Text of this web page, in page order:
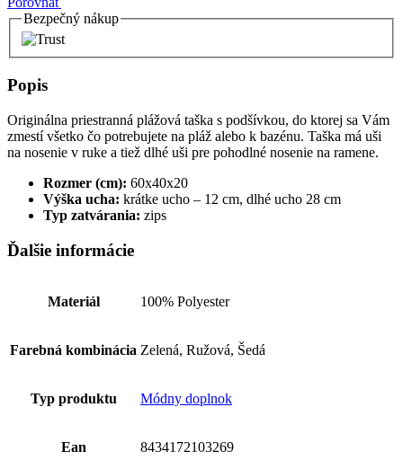
Bezpečný nákup
Popis
Originálna priestranná plážová taška s podšívkou, do ktorej sa Vám
zmestí všetko čo potrebujete na pláž alebo k bazénu. Taška má uši
na nosenie v ruke a tiež dlhé uši pre pohodlné nosenie na ramene.
Rozmer (cm): 60x40x20
Výška ucha: krátke ucho – 12 cm, dlhé ucho 28 cm
Typ zatvárania: zips
Ďalšie informácie
Materiál 100% Polyester
Farebná kombinácia Zelená, Ružová, Šedá
Typ produktu Módny doplnok
Ean 8434172103269